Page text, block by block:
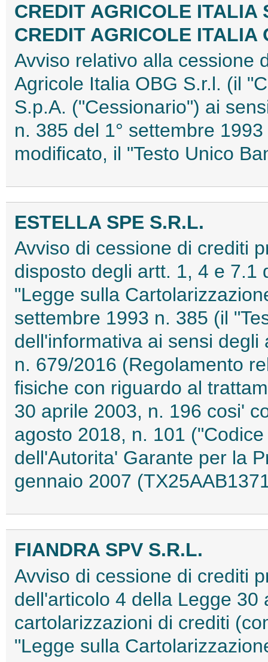
CREDIT AGRICOLE ITALIA
CREDIT AGRICOLE ITALIA
Avviso relativo alla cessione
Agricole Italia OBG S.r.l. (il
S.p.A. ("Cessionario") ai
n. 385 del 1° settembre
modificato, il "Testo Unico
ESTELLA SPE S.R.L.
Avviso di cessione di crediti
disposto degli artt. 1, 4 e 7.1
"Legge sulla
settembre 1993 n. 385 (il
dell'informativa ai sensi
n. 679/2016 (Regolamento
fisiche con riguardo al
30 aprile 2003, n. 196 cosi'
agosto 2018, n. 101
dell'Autorita' Garante per la
gennaio 2007
FIANDRA SPV S.R.L.
Avviso di cessione di crediti
dell'articolo 4 della Legge
cartolarizzazioni di crediti
"Legge sulla